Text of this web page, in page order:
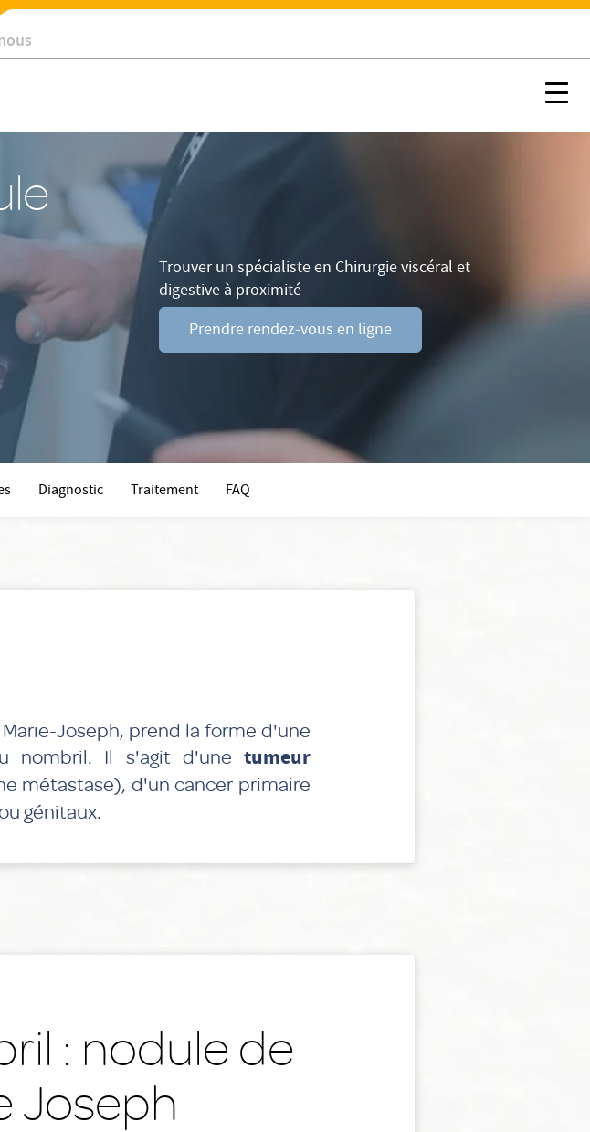
Trouver un spécialiste en Chirurgie viscéral et
digestive à proximité
Prendre rendez-vous en ligne
Diagnostic Traitement FAQ
Joseph, prend la forme d'une
nombril. Il s'agit d'une tumeur
métastase), d'un cancer primaire
génitaux.
: nodule de
Joseph